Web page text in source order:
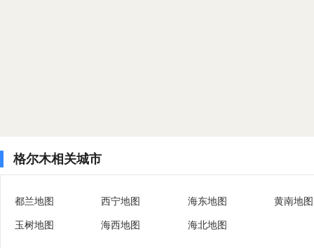
格尔木相关城市
都兰地图 西宁地图 海东地图 黄南地图
玉树地图 海西地图 海北地图